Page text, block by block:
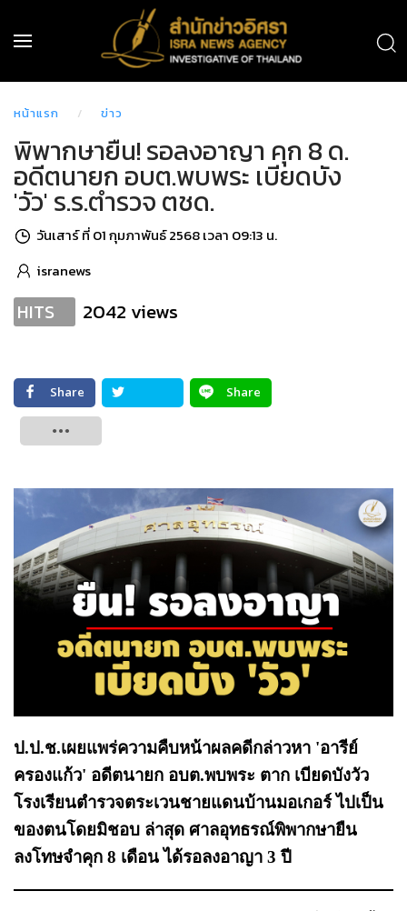
หน้าแรก ข่าว
พิพากษายืน! รอลงอาญา คุก 8 ด.
อดีตนายก อบต.พบพระ เบียดบัง
'วัว' ร.ร.ตำรวจ ตชด.
วันเสาร์ ที่ 01 กุมภาพันธ์ 2568 เวลา 09:13 น.
isranews
HITS 2042 views
Share
Share
ป.ป.ช.เผยแพร่ความคืบหน้าผลคดีกล่าวหา 'อารีย์
ครองแก้ว' อดีตนายก อบต.พบพระ ตาก เบียดบังวัว
โรงเรียนตำรวจตระเวนชายแดนบ้านมอเกอร์ ไปเป็น
ของตนโดยมิชอบ ล่าสุด ศาลอุทธรณ์พิพากษายืน
ลงโทษจำคุก 8 เดือน ได้รอลงอาญา 3 ปี